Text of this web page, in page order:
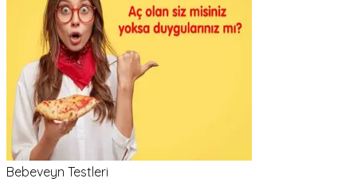
Bebeveyn Testleri